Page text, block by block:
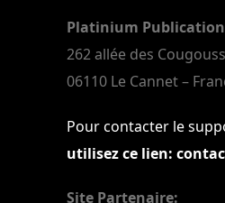
Platinium
262 allée des
06110 Le Cannet –
Pour contacter le
utilisez ce lien:
Site Partenaire: